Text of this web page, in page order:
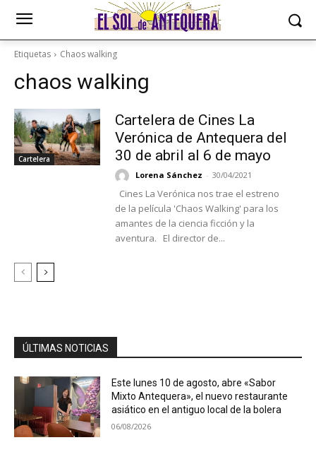
Etiquetas Chaos walking
chaos walking
Cartelera
Cartelera de Cines La
Verónica de Antequera del
30 de abril al 6 de mayo
Lorena Sánchez - 30/04/2021
Cines La Verónica nos trae el estreno
de la película 'Chaos Walking' para los
amantes de la ciencia ficción y la
aventura. El director de...
ÚLTIMAS NOTICIAS
Este lunes 10 de agosto, abre «Sabor
Mixto Antequera», el nuevo restaurante
asiático en el antiguo local de la bolera
06/08/2026